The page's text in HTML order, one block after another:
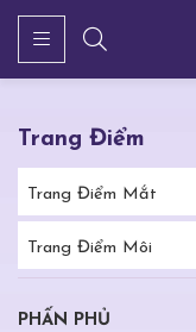
Trang Điểm
Trang Điểm Mắt
Trang Điểm Môi
PHẤN PHỦ